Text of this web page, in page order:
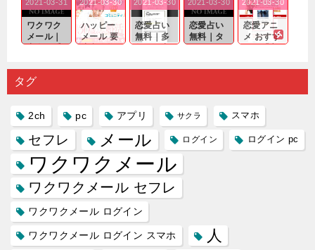
｜心の底
から真
剣...
問わ
ず…。
れる相手
探しをし
たいと...
出会いの
チャンス
が訪れ...
確実なも
のであっ
ても…...
ワクワク
メール｜
出会い系
り会った
人に軽...
2021-03-31
ハッピー
メール 要
注意人物
するので
2021-03-30
恋愛占い
無料｜多
数ある出
プリの内
2021-03-30
恋愛占い
無料｜タ
ーゲット
る人に恋
2021-03-30
恋愛アニ
メ おすす
め｜「心
雑で素人
2021-03-30
タグ
2ch pc アプリ サクラ スマホ
セフレ メール ログイン ログイン pc
ワクワクメール
ワクワクメール セフレ
ワクワクメール ログイン
ワクワクメール ログイン スマホ 人